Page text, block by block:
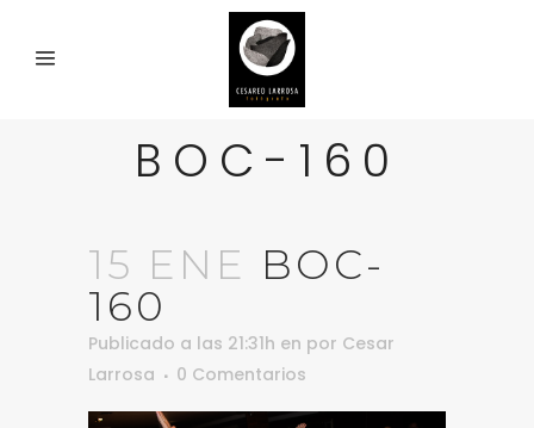
BOC-160
15 ENE BOC-
160
Publicado a las 21:31h en por Cesar
Larrosa
0 Comentarios